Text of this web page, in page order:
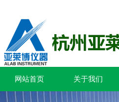
网站首页 关于我们